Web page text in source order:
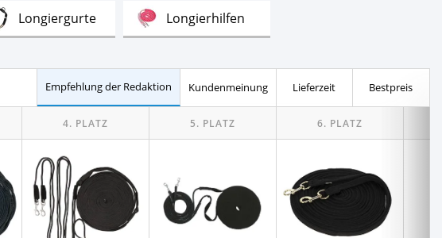
LongiergurteTest Longierhilfen
Test TransportgamaschenTest TrensenTest
für Pferde
Empfehlung der Redaktion Kundenmeinung Lieferzeit Bestpreis